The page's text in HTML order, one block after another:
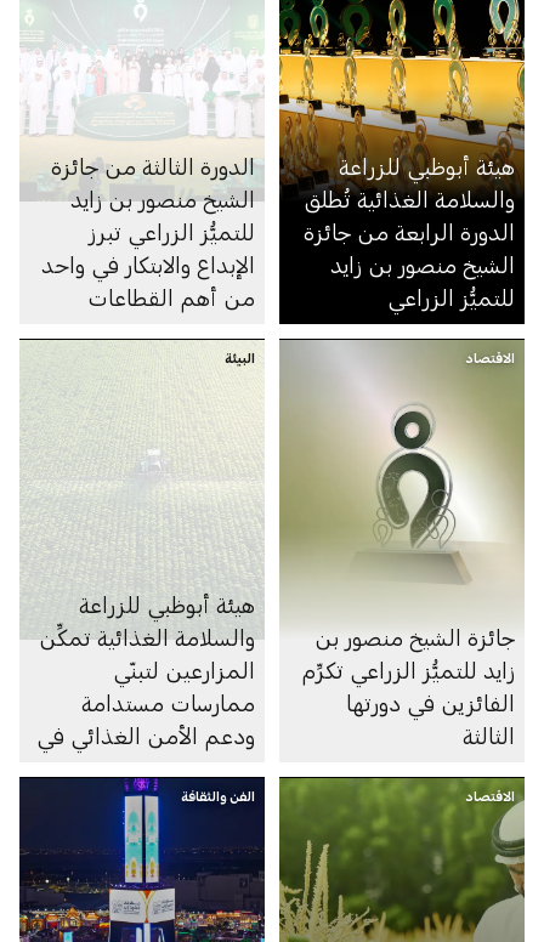
هيئة أبوظبي للزراعة
والسلامة الغذائية تُطلق
الدورة الرابعة من جائزة
الشيخ منصور بن زايد
للتميُّز الزراعي
الدورة الثالثة من جائزة
الشيخ منصور بن زايد
للتميُّز الزراعي تبرز
الإبداع والابتكار في واحد
من أهم القطاعات
الاقتصاد
جائزة الشيخ منصور بن
زايد للتميُّز الزراعي تكرِّم
الفائزين في دورتها
الثالثة
البيئة
هيئة أبوظبي للزراعة
والسلامة الغذائية تمكِّن
المزارعين لتبنّي
ممارسات مستدامة
ودعم الأمن الغذائي في
الاقتصاد الفن والثقافة